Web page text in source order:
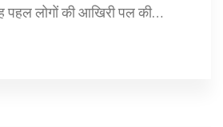
लोगों की आखिरी पल की
ज्वैलर्स के साथ साझेदारी की